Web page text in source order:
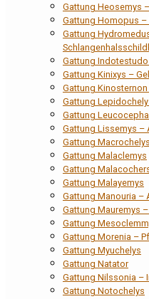
Gattung Heosemys
Gattung Homopus
Gattung
Gattung
Gattung Kinixys –
Gattung
Gattung
Gattung
Gattung Lissemys –
Gattung
Gattung Malaclemys
Gattung
Gattung Malayemys
Gattung Manouria –
Gattung Mauremys
Gattung
Gattung Morenia –
Gattung Myuchelys
Gattung Natator
Gattung Nilssonia –
Gattung Notochelys